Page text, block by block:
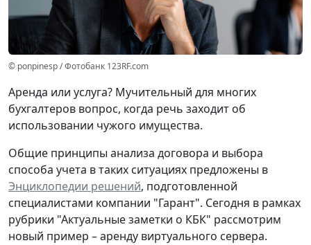
© ponpinesp / Фотобанк 123RF.com
Аренда или услуга? Мучительный для многих
бухгалтеров вопрос, когда речь заходит об
использовании чужого имущества.
Общие принципы анализа договора и выбора
способа учета в таких ситуациях предложены в
Энциклопедии решений, подготовленной
специалистами компании "Гарант". Сегодня в рамках
рубрики "Актуальные заметки о КБК" рассмотрим
новый пример – аренду виртуального сервера.